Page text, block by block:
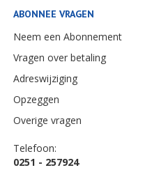
ABONNEE VRAGEN
Neem een Abonnement
Vragen over betaling
Adreswijziging
Opzeggen
Overige vragen
Telefoon:
0251 - 257924